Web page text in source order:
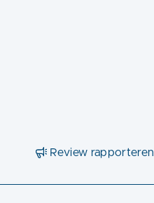
Review rapporteren